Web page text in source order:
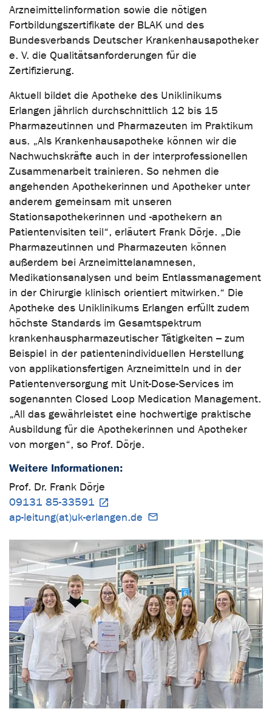
Arzneimittelinformation sowie die nötigen
Fortbildungszertifikate der BLAK und des
Bundesverbands Deutscher Krankenhausapotheker
e. V. die Qualitätsanforderungen für die
Zertifizierung.
Aktuell bildet die Apotheke des Uniklinikums
Erlangen jährlich durchschnittlich 12 bis 15
Pharmazeutinnen und Pharmazeuten im Praktikum
aus. „Als Krankenhausapotheke können wir die
Nachwuchskräfte auch in der interprofessionellen
Zusammenarbeit trainieren. So nehmen die
angehenden Apothekerinnen und Apotheker unter
anderem gemeinsam mit unseren
Stationsapothekerinnen und -apothekern an
Patientenvisiten teil“, erläutert Frank Dörje. „Die
Pharmazeutinnen und Pharmazeuten können
außerdem bei Arzneimittelanamnesen,
Medikationsanalysen und beim Entlassmanagement
in der Chirurgie klinisch orientiert mitwirken.“ Die
Apotheke des Uniklinikums Erlangen erfüllt zudem
höchste Standards im Gesamtspektrum
krankenhauspharmazeutischer Tätigkeiten – zum
Beispiel in der patientenindividuellen Herstellung
von applikationsfertigen Arzneimitteln und in der
Patientenversorgung mit Unit-Dose-Services im
sogenannten Closed Loop Medication Management.
„All das gewährleistet eine hochwertige praktische
Ausbildung für die Apothekerinnen und Apotheker
von morgen“, so Prof. Dörje.
Weitere Informationen:
Prof. Dr. Frank Dörje
09131 85-33591
ap-leitung(at)uk-erlangen.de